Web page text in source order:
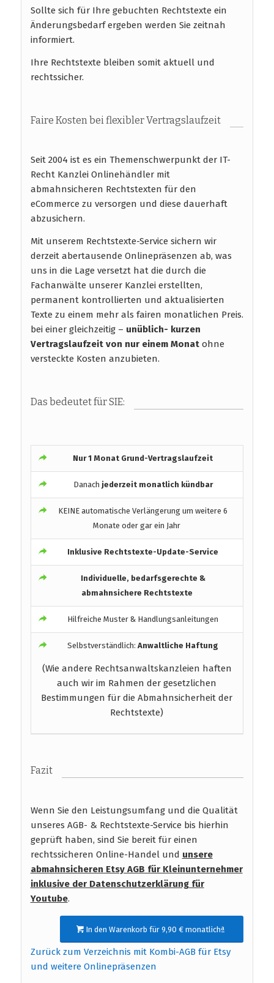
Sollte sich für Ihre gebuchten Rechtstexte ein
Änderungsbedarf ergeben werden Sie zeitnah
informiert.
Ihre Rechtstexte bleiben somit aktuell und
rechtssicher.
Faire Kosten bei flexibler Vertragslaufzeit
Seit 2004 ist es ein Themenschwerpunkt der IT-
Recht Kanzlei Onlinehändler mit
abmahnsicheren Rechtstexten für den
eCommerce zu versorgen und diese dauerhaft
abzusichern.
Mit unserem Rechtstexte-Service sichern wir
derzeit abertausende Onlinepräsenzen ab, was
uns in die Lage versetzt hat die durch die
Fachanwälte unserer Kanzlei erstellten,
permanent kontrollierten und aktualisierten
Texte zu einem mehr als fairen monatlichen Preis.
bei einer gleichzeitig – unüblich- kurzen
Vertragslaufzeit von nur einem Monat ohne
versteckte Kosten anzubieten.
Das bedeutet für SIE:
Nur 1 Monat Grund-Vertragslaufzeit
Danach jederzeit monatlich kündbar
KEINE automatische Verlängerung um weitere 6
Monate oder gar ein Jahr
Inklusive Rechtstexte-Update-Service
Individuelle, bedarfsgerechte &
abmahnsichere Rechtstexte
Hilfreiche Muster & Handlungsanleitungen
Selbstverständlich:Anwaltliche Haftung
(Wie andere Rechtsanwaltskanzleien haften
auch wir im Rahmen der gesetzlichen
Bestimmungen für die Abmahnsicherheit der
Rechtstexte)
Fazit
Wenn Sie den Leistungsumfang und die Qualität
unseres AGB- & Rechtstexte-Service bis hierhin
geprüft haben, sind Sie bereit für einen
rechtssicheren Online-Handel und unsere
abmahnsicheren Etsy AGB für Kleinunternehmer
inklusive der Datenschutzerklärung für
Youtube.
In den Warenkorb für 9,90 € monatlichª
Zurück zum Verzeichnis mit Kombi-AGB für Etsy
und weitere Onlinepräsenzen